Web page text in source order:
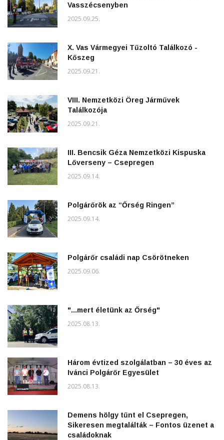
Vasszécsenyben
2025.09.25.
X. Vas Vármegyei Tűzoltó Találkozó -
Kőszeg
2025.09.21.
VIII. Nemzetközi Öreg Járművek
Találkozója
2025.09.21.
III. Bencsik Géza Nemzetközi Kispuska
Lőverseny – Csepregen
2025.09.14.
Polgárőrök az “Őrség Ringen”
2025.09.14.
Polgárőr családi nap Csörötneken
2025.09.06.
"...mert életünk az Őrség"
2025.08.13.
Három évtized szolgálatban – 30 éves az
Ivánci Polgárőr Egyesület
2025.08.13.
Demens hölgy tűnt el Csepregen,
Sikeresen megtalálták – Fontos üzenet a
családoknak